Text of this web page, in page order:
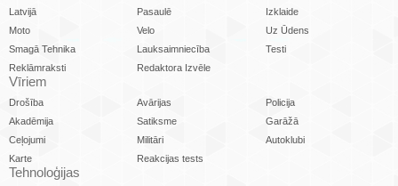
Latvijā Pasaulē
Izklaide
Moto
Velo
Uz Ūdens
Smagā Tehnika
Lauksaimniecība
Testi
Reklāmraksti
Redaktora Izvēle
Vīriem
Drošība Avārijas
Policija
Akadēmija
Satiksme
Garāžā
Ceļojumi
Militāri
Autoklubi
Karte
Reakcijas tests
Tehnoloģijas